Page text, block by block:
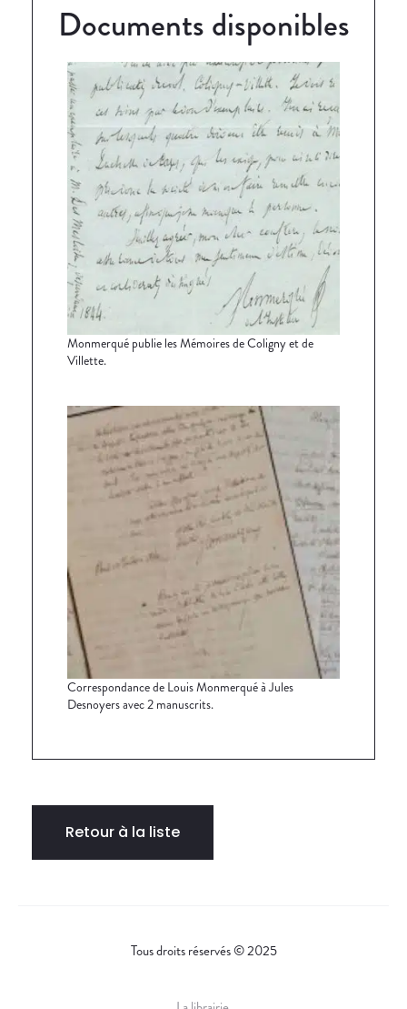
Documents disponibles
Monmerqué publie les Mémoires de Coligny et de
Villette.
Correspondance de Louis Monmerqué à Jules
Desnoyers avec 2 manuscrits.
Retour à la liste
Tous droits réservés © 2025